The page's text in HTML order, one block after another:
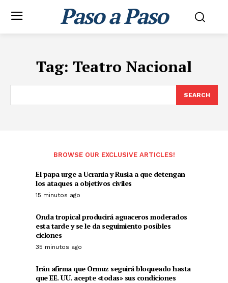
Paso a Paso
Tag: Teatro Nacional
SEARCH
BROWSE OUR EXCLUSIVE ARTICLES!
El papa urge a Ucrania y Rusia a que detengan
los ataques a objetivos civiles
15 minutos ago
Onda tropical producirá aguaceros moderados
esta tarde y se le da seguimiento posibles
ciclones
35 minutos ago
Irán afirma que Ormuz seguirá bloqueado hasta
que EE. UU. acepte «todas» sus condiciones